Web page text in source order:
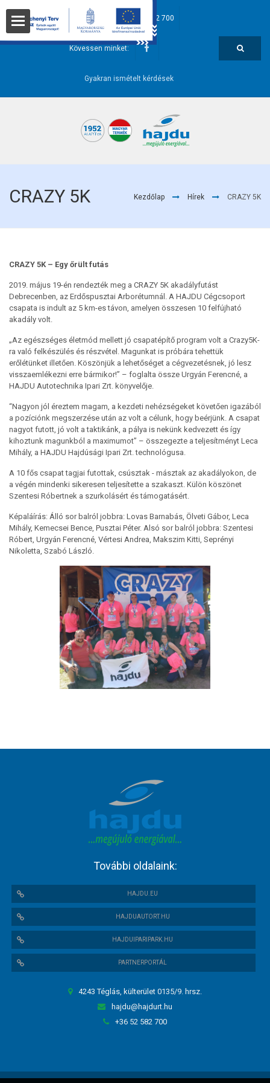
hajdu@hajdurt.hu +36 52 582 700
Kövessen minket:
Gyakran ismételt kérdések
CRAZY 5K Kezdőlap Hírek CRAZY 5K
CRAZY 5K – Egy őrült futás
2019. május 19-én rendezték meg a CRAZY 5K akadályfutást
Debrecenben, az Erdőspusztai Arborétumnál. A HAJDU Cégcsoport
csapata is indult az 5 km-es távon, amelyen összesen 10 felfújható
akadály volt.
„Az egészséges életmód mellett jó csapatépítő program volt a Crazy5K-
ra való felkészülés és részvétel. Magunkat is próbára tehettük
erőlétünket illetően. Köszönjük a lehetőséget a cégvezetésnek, jó lesz
visszaemlékezni erre bármikor!” – foglalta össze Urgyán Ferencné, a
HAJDU Autotechnika Ipari Zrt. könyvelője.
“Nagyon jól éreztem magam, a kezdeti nehézségeket követően igazából
a pozíciónk megszerzése után az volt a célunk, hogy beérjünk. A csapat
nagyot futott, jó volt a taktikánk, a pálya is nekünk kedvezett és így
kihoztunk magunkból a maximumot” – összegezte a teljesítményt Leca
Mihály, a HAJDU Hajdúsági Ipari Zrt. technológusa.
A 10 fős csapat tagjai futottak, csúsztak - másztak az akadályokon, de
a végén mindenki sikeresen teljesítette a szakaszt. Külön köszönet
Szentesi Róbertnek a szurkolásért és támogatásért.
Képaláírás: Álló sor balról jobbra: Lovas Barnabás, Ölveti Gábor, Leca
Mihály, Kemecsei Bence, Pusztai Péter. Alsó sor balról jobbra: Szentesi
Róbert, Urgyán Ferencné, Vértesi Andrea, Makszim Kitti, Seprényi
Nikoletta, Szabó László.
További oldalaink:
HAJDU.EU
HAJDUAUTORT.HU
HAJDUIPARIPARK.HU
PARTNERPORTÁL
4243 Téglás, külterület 0135/9. hrsz.
hajdu@hajdurt.hu
+36 52 582 700